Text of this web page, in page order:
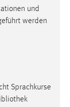
und
werden
Sprachkurse